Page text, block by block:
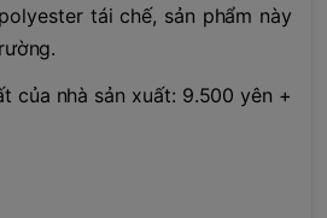
tái chế, sản phẩm này
của nhà sản xuất: 9.500 yên +